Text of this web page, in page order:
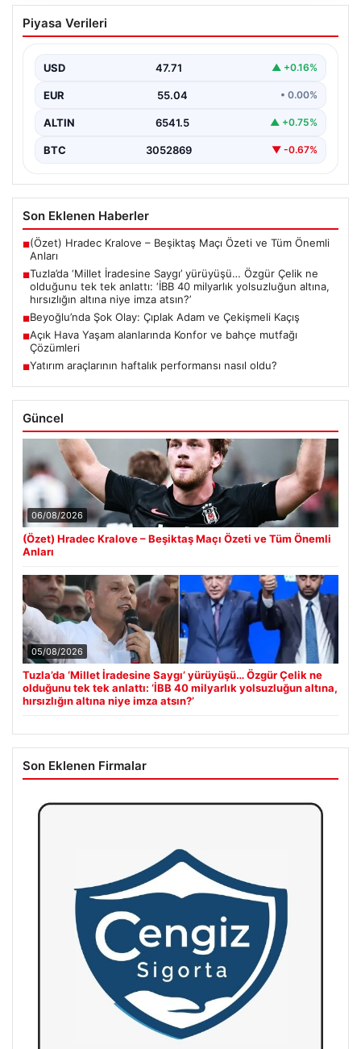
Tuzla’da ‘Millet İradesine Saygı’
yürüyüşü… Özgür Çelik ne olduğunu tek
altına, hırsızlığın altına niye imza atsın?’
{ “title”: “Tuzla’da ‘Millet İradesine Saygı’ Yürüyüşü ve
Özgür Çelik’ten Açıklamalar”, “content”: “ Tuzla…
Piyasa Verileri
USD 47.71 ▲ +0.16%
EUR 55.04 • 0.00%
ALTIN 6541.5 ▲ +0.75%
BTC 3052869 ▼ -0.67%
Son Eklenen Haberler
■(Özet) Hradec Kralove – Beşiktaş Maçı Özeti ve Tüm Önemli
Anları
■Tuzla’da ‘Millet İradesine Saygı’ yürüyüşü… Özgür Çelik ne
olduğunu tek tek anlattı: ‘İBB 40 milyarlık yolsuzluğun altına,
hırsızlığın altına niye imza atsın?’
■Beyoğlu’nda Şok Olay: Çıplak Adam ve Çekişmeli Kaçış
■Açık Hava Yaşam alanlarında Konfor ve bahçe mutfağı
Çözümleri
■Yatırım araçlarının haftalık performansı nasıl oldu?
Güncel
06/08/2026
(Özet) Hradec Kralove – Beşiktaş Maçı Özeti ve Tüm Önemli
Anları
05/08/2026
Tuzla’da ‘Millet İradesine Saygı’ yürüyüşü… Özgür Çelik ne
olduğunu tek tek anlattı: ‘İBB 40 milyarlık yolsuzluğun altına,
hırsızlığın altına niye imza atsın?’
Son Eklenen Firmalar